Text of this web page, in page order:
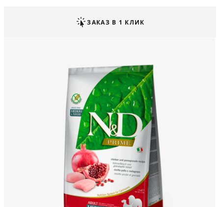
ЗАКАЗ В 1 КЛИК